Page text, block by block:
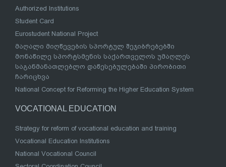
Authorized Institutions
Student Card
Eurostudent National Project
მაღალი მიღწევების სპორტულ შეჯიბრებებში
მონაწილე სპორტსმენის საქართველოს უმაღლეს
საგანმანათლებლო დაწესებულებაში პირობითი
ჩარიცხვა
National Concept for Reforming the Higher Education System
VOCATIONAL EDUCATION
Strategy for reform of vocational education and training
Vocational Education Institutions
National Vocational Council